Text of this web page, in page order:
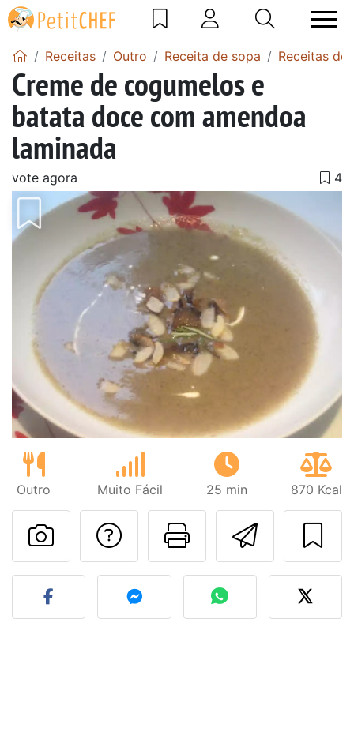
Receitas Outro Receita de sopa Receitas de
Creme de cogumelos e
batata doce com amendoa
laminada
vote agora
Outro Muito Fácil 25 min 870 Kcal
Imprima
Falar com o autor
Fez esta receita?